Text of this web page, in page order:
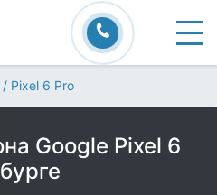
/ Pixel 6 Pro
Google Pixel 6